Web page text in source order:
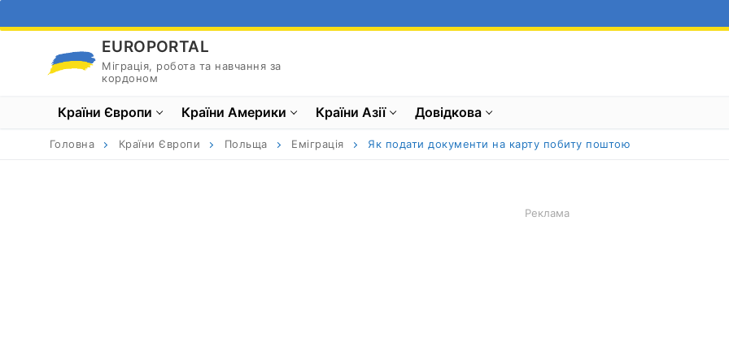
до
EUROPORTAL
Міграція, робота та навчання за
кордоном
Країни Європи Країни Америки Країни Азії Довідкова
Головна Країни Європи Польща Еміграція Як подати документи на карту побиту поштою
Реклама